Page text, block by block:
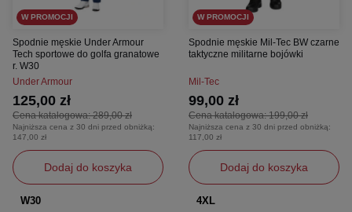
W PROMOCJI
Spodnie męskie Under Armour
Tech sportowe do golfa granatowe
r. W30
Under Armour
Cena katalogowa:289,00 zł
125,00 zł
Najniższa cena z 30 dni przed obniżką:
147,00 zł
Dodaj do koszyka
W30
W PROMOCJI
Spodnie męskie Mil‑Tec BW czarne
taktyczne militarne bojówki
Mil-Tec
Cena katalogowa:199,00 zł
99,00 zł
Najniższa cena z 30 dni przed obniżką:
117,00 zł
Dodaj do koszyka
4XL